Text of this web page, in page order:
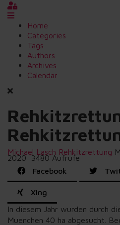
Sign In
Home
Categories
Tags
Authors
Archives
Calendar
Michael Lasch Rehkitzrettung
2020 3480 Aufrufe
Facebook
Xing
In diesem Jahr wurden durch
Muenchen 40 ha abgesucht.